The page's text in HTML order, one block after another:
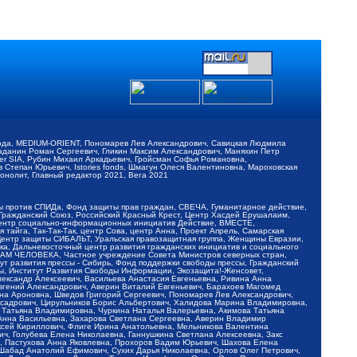
MEDIUM-ORIENT, Пономарев Лев Александрович, Савицкая Людмила
Роман Сергеевич, Гликин Максим Александрович, Маняхин Петр
Рубин Михаил Аркадьевич, Гройсман Софья Романовна,
Юрьевич, Istories fonds, Шмагун Олеся Валентиновна, Мароховская
Главный редактор 2021, Вега 2021
СПИДа, Фонд защиты прав граждан, СВЕЧА, Гуманитарное действие,
Союз, Российский Красный Крест, Центр Хасдей Ерушалаим,
социально-информационных инициатив Действие, ВМЕСТЕ,
Так-Так-Так, центр Сова, центр Анна, Проект Апрель, Самарская
защиты СИБАЛЬТ, Уральская правозащитная группа, Женщины Евразии,
Дальневосточный центр развития гражданских инициатив и социального
ЧЕЛОВЕКА, Частное учреждение Совета Министров северных стран,
прессы - Сибирь, Фонд поддержки свободы прессы, Гражданский
Институт Развития Свободы Информации, Экозащита!-Женсовет,
Алексеевич, Васильева Анастасия Евгеньевна, Ривина Анна
Александрович, Аверин Виталий Евгеньевич, Барахоев Магомед
Шведов Григорий Сергеевич, Пономарев Лев Александрович,
Цирульников Борис Альбертович, Халидова Марина Владимировна,
Владимировна, Чуркина Наталья Валерьевна, Акимова Татьяна
Васильевна, Захарова Светлана Сергеевна, Аверин Владимир
Кириллович, Флиге Ирина Анатольевна, Мельникова Валентина
Елена Николаевна, Ганнушкина Светлана Алексеевна, Закс
Анна Яковлевна, Прохоров Вадим Юрьевич, Шахова Елена
Анатолий Ефимович, Сухих Дарья Николаевна, Орлов Олег Петрович,